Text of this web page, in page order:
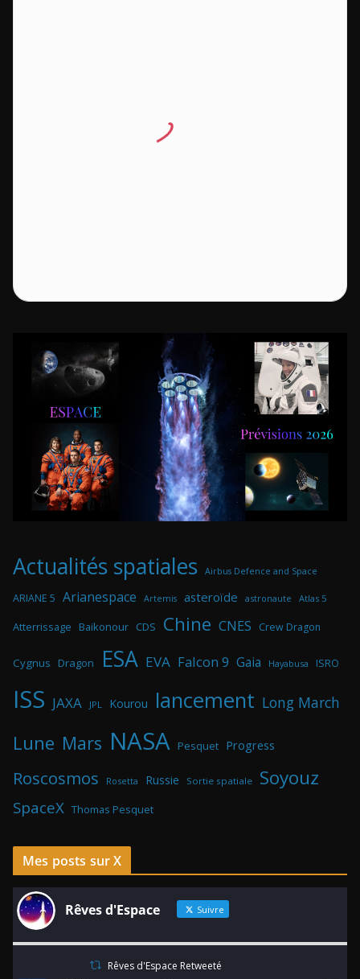
Actualités spatiales Airbus Defence and Space
ARIANE 5 Arianespace Artemis asteroïde astronaute Atlas 5
Atterrissage Baikonour CDS Chine CNES Crew Dragon
Cygnus Dragon ESA EVA Falcon 9 Gaia Hayabusa ISRO
ISS JAXA JPL Kourou lancement Long March
Lune Mars NASA Pesquet Progress
Roscosmos Rosetta Russie Sortie spatiale Soyouz
SpaceX Thomas Pesquet
Mes posts sur X
Rêves d'Espace Suivre
Rêves d'Espace Retweeté